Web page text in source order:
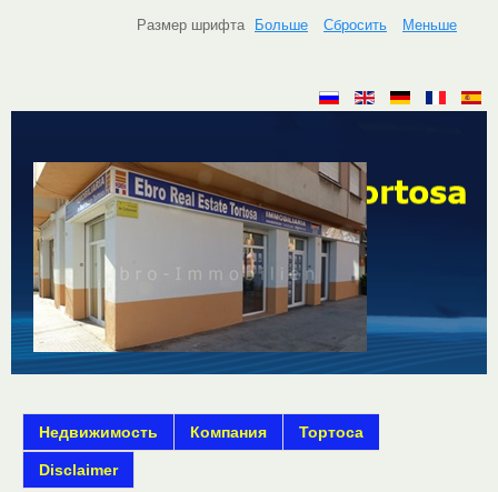
Размер шрифта Больше Сбросить Меньше
Недвижимость Компания Тортоса
Disclaimer